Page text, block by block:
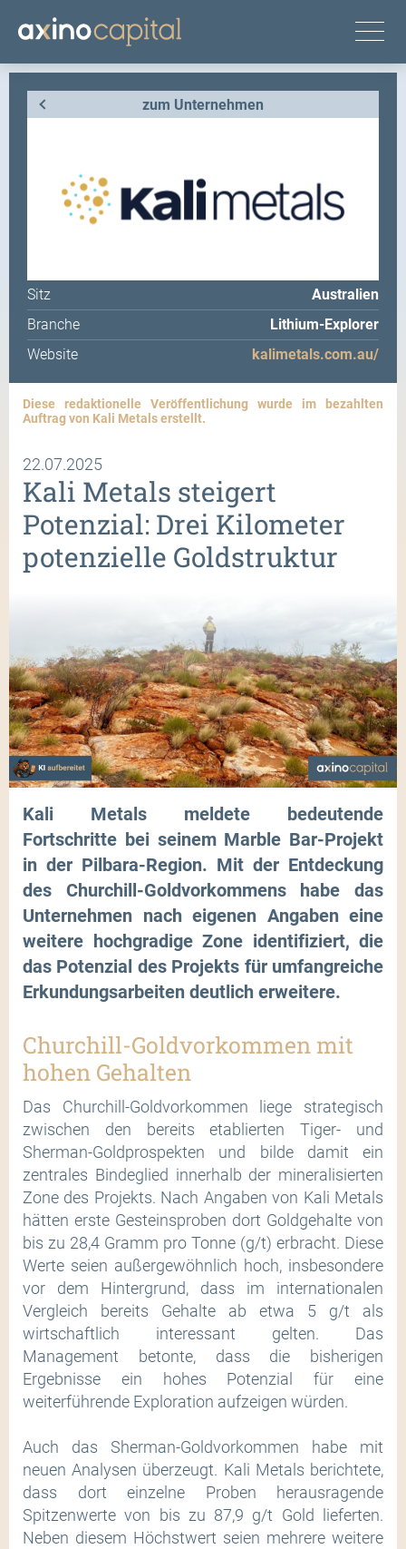
zum Unternehmen
Sitz
Australien
Branche
Lithium-Explorer
Website
kalimetals.com.au/
Diese redaktionelle Veröffentlichung wurde im bezahlten
Auftrag von Kali Metals erstellt.
22.07.2025
Kali Metals steigert
Potenzial: Drei Kilometer
potenzielle Goldstruktur
Kali Metals meldete bedeutende
Fortschritte bei seinem Marble Bar-Projekt
in der Pilbara-Region. Mit der Entdeckung
des Churchill-Goldvorkommens habe das
Unternehmen nach eigenen Angaben eine
weitere hochgradige Zone identifiziert, die
das Potenzial des Projekts für umfangreiche
Erkundungsarbeiten deutlich erweitere.
Churchill-Goldvorkommen mit
hohen Gehalten
Das Churchill-Goldvorkommen liege strategisch
zwischen den bereits etablierten Tiger- und
Sherman-Goldprospekten und bilde damit ein
zentrales Bindeglied innerhalb der mineralisierten
Zone des Projekts. Nach Angaben von Kali Metals
hätten erste Gesteinsproben dort Goldgehalte von
bis zu 28,4 Gramm pro Tonne (g/t) erbracht. Diese
Werte seien außergewöhnlich hoch, insbesondere
vor dem Hintergrund, dass im internationalen
Vergleich bereits Gehalte ab etwa 5 g/t als
wirtschaftlich interessant gelten. Das
Management betonte, dass die bisherigen
Ergebnisse ein hohes Potenzial für eine
weiterführende Exploration aufzeigen würden.
Auch das Sherman-Goldvorkommen habe mit
neuen Analysen überzeugt. Kali Metals berichtete,
dass dort einzelne Proben herausragende
Spitzenwerte von bis zu 87,9 g/t Gold lieferten.
Neben diesem Höchstwert seien mehrere weitere